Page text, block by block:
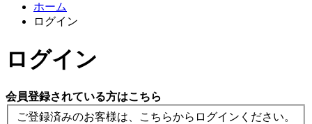
ホーム
ログイン
ログイン
会員登録されている方はこちら
ご登録済みのお客様は、こちらからログインください。